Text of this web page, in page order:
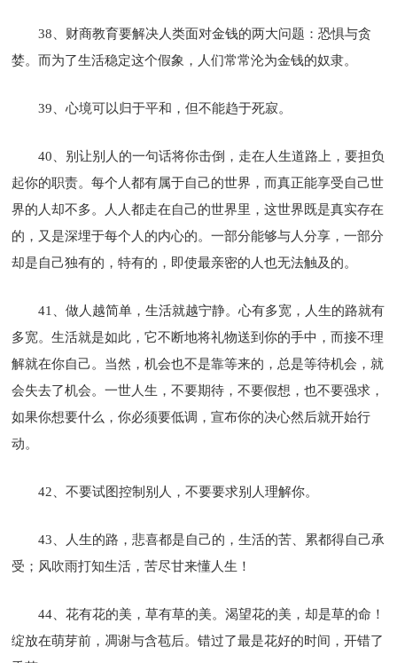
38、财商教育要解决人类面对金钱的两大问题：恐惧与贪
婪。而为了生活稳定这个假象，人们常常沦为金钱的奴隶。
39、心境可以归于平和，但不能趋于死寂。
40、别让别人的一句话将你击倒，走在人生道路上，要担负
起你的职责。每个人都有属于自己的世界，而真正能享受自己世
界的人却不多。人人都走在自己的世界里，这世界既是真实存在
的，又是深埋于每个人的内心的。一部分能够与人分享，一部分
却是自己独有的，特有的，即使最亲密的人也无法触及的。
41、做人越简单，生活就越宁静。心有多宽，人生的路就有
多宽。生活就是如此，它不断地将礼物送到你的手中，而接不理
解就在你自己。当然，机会也不是靠等来的，总是等待机会，就
会失去了机会。一世人生，不要期待，不要假想，也不要强求，
如果你想要什么，你必须要低调，宣布你的决心然后就开始行
动。
42、不要试图控制别人，不要要求别人理解你。
43、人生的路，悲喜都是自己的，生活的苦、累都得自己承
受；风吹雨打知生活，苦尽甘来懂人生！
44、花有花的美，草有草的美。渴望花的美，却是草的命！
绽放在萌芽前，凋谢与含苞后。错过了最是花好的时间，开错了